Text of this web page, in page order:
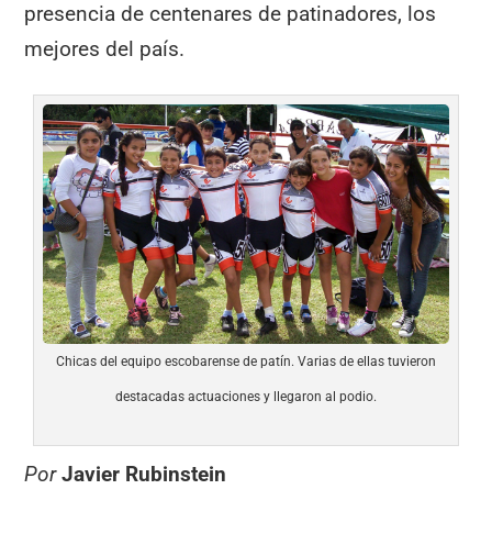
presencia de centenares de patinadores, los
mejores del país.
Chicas del equipo escobarense de patín. Varias de ellas tuvieron
destacadas actuaciones y llegaron al podio.
Por Javier Rubinstein